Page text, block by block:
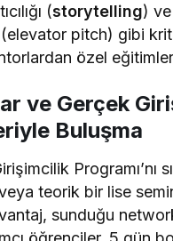
(storytelling)
(elevator pitch) gibi
özel
ve Gerçek
Buluşma
Programı’nı
teorik bir lise
sunduğu